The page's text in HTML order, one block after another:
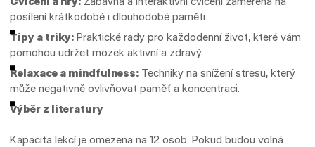
posílení krátkodobé i dlouhodobé paměti.
Tipy a triky: Praktické rady pro každodenní život, které vám
pomohou udržet mozek aktivní a zdravý
Relaxace a mindfulness: Techniky na snížení stresu, který
může negativně ovlivňovat paměť a koncentraci.
Výběr z literatury
Kapacita lekcí je omezena na 12 osob. Pokud budou volná